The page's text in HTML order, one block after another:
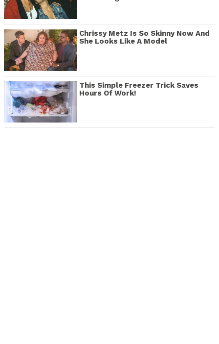
Chrissy Metz Is So Skinny Now And
She Looks Like A Model
This Simple Freezer Trick Saves
Hours Of Work!